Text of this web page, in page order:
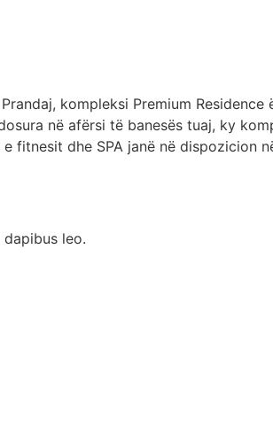
kompleksi Premium Residence
në afërsi të banesës tuaj, ky
fitnesit dhe SPA janë në dispozicion
leo.